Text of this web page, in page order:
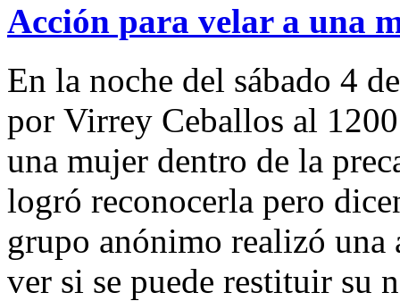
Acción para velar a una
En la noche del sábado 4
por Virrey Ceballos al
una mujer dentro de la
logró reconocerla pero
grupo anónimo realizó
ver si se puede restituir su